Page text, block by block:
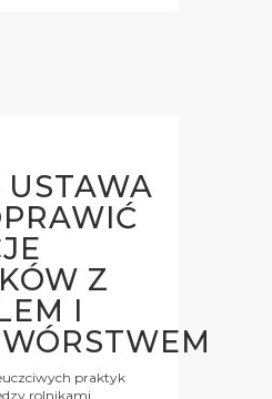
USTAWA
Z
I
praktyk
rolnikami,